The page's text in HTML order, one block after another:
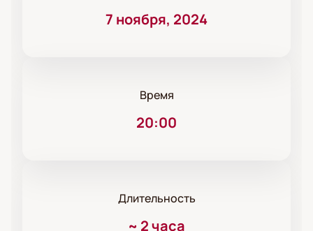
7 ноября, 2024
Время
20:00
Длительность
~ 2 часа